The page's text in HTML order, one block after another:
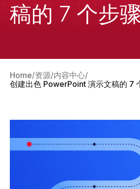
稿的 7 个步骤
Home 资源 内容中心
创建出色 PowerPoint 演示文稿的 7